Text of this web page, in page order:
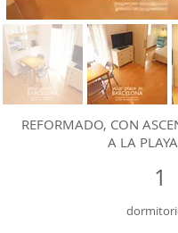
REFORMADO, CON
A LA PLAYA
1